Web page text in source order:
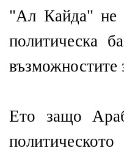
"Ал Кайда" не
политическа
възможностите
Ето защо